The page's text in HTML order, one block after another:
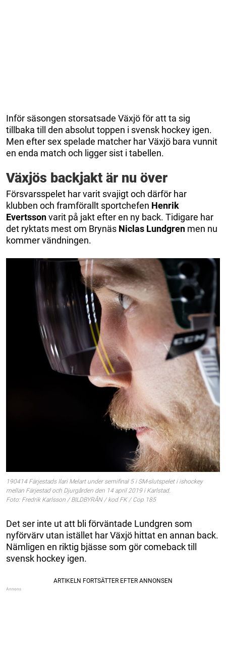
Inför säsongen storsatsade Växjö för att ta sig
tillbaka till den absolut toppen i svensk hockey igen.
Men efter sex spelade matcher har Växjö bara vunnit
en enda match och ligger sist i tabellen.
Växjös backjakt är nu över
Försvarsspelet har varit svajigt och därför har
klubben och framförallt sportchefen Henrik
Evertssonvarit på jakt efter en ny back. Tidigare har
det ryktats mest om Brynäs Niclas Lundgren men nu
kommer vändningen.
190414 Färjestads Ilari Melart under semifinal 5 i SM-slutspelet i ishockey
mellan Färjestad och Djurgården den 14 april 2019 i Karlstad.
Foto: Fredrik Karlsson / BILDBYRÅN / kod FK / Cop 185
Det ser inte ut att bli förväntade Lundgren som
nyförvärv utan istället har Växjö hittat en annan back.
Nämligen en riktig bjässe som gör comeback till
svensk hockey igen.